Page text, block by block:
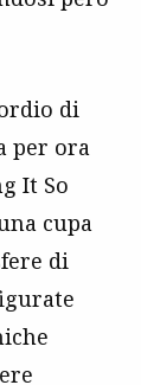
di
per ora
It So
cupa
di